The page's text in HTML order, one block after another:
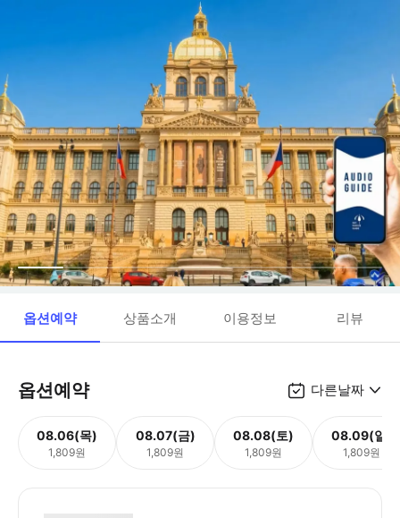
옵션예약 상품소개 이용정보 리뷰
옵션예약 다른날짜
08.06(목)
1,809원
08.07(금)
1,809원
08.08(토)
1,809원
08.09(일)
1,809원